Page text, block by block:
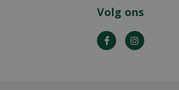
Volg ons